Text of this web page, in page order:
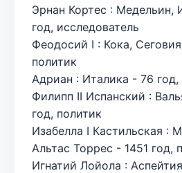
Эрнан Кортес : Медельин,
год, исследователь
Феодосий I : Кока,
политик
Адриан : Италика - 76 год,
Филипп II Испанский :
год, политик
Изабелла I Кастильская :
Альтас Торрес - 1451 год,
Игнатий Лойола :